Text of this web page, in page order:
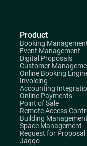
Product
Booking
Event Management
Digital Proposals
Customer
Online Booking
Invoicing
Accounting
Online Payments
Point of Sale
Remote Access
Building Management
Space Management
Request for Proposal
Jaqqo